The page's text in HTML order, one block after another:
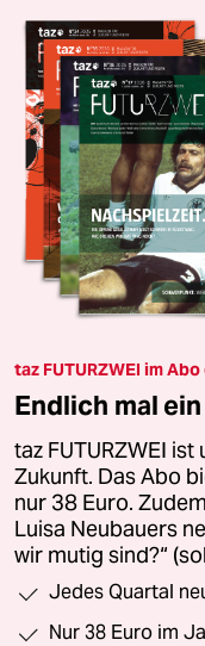
taz FUTURZWEI im
Endlich mal
taz FUTURZWEI
Zukunft. Das Abo
nur 38 Euro.
Luisa Neubauers
wir mutig sind?“
Jedes Quartal
Nur 38 Euro im